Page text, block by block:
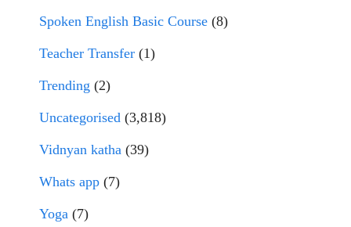
Spoken English Basic Course (8)
Teacher Transfer (1)
Trending (2)
Uncategorised (3,818)
Vidnyan katha (39)
Whats app (7)
Yoga (7)